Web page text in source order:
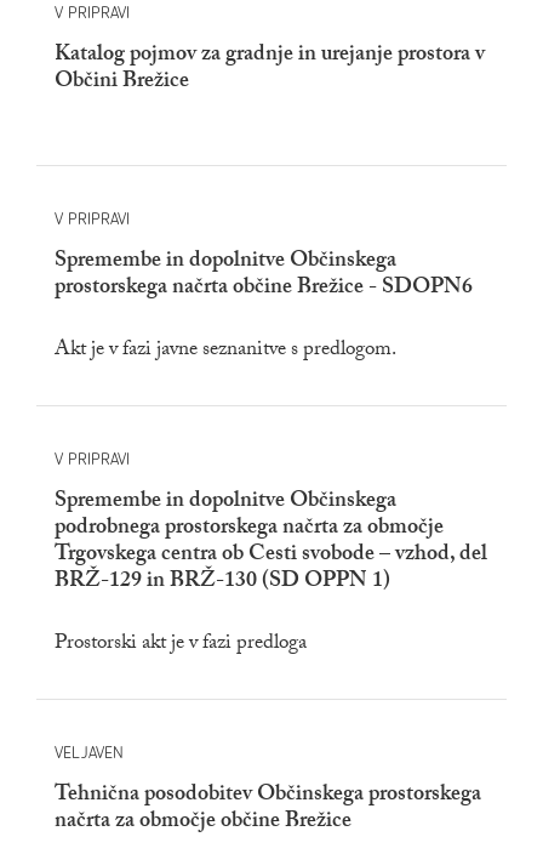
V PRIPRAVI
Katalog pojmov za gradnje in urejanje prostora v
Občini Brežice
V PRIPRAVI
Spremembe in dopolnitve Občinskega
prostorskega načrta občine Brežice - SDOPN6
Akt je v fazi javne seznanitve s predlogom.
V PRIPRAVI
Spremembe in dopolnitve Občinskega
podrobnega prostorskega načrta za območje
Trgovskega centra ob Cesti svobode – vzhod, del
BRŽ-129 in BRŽ-130 (SD OPPN 1)
Prostorski akt je v fazi predloga
VELJAVEN
Tehnična posodobitev Občinskega prostorskega
načrta za območje občine Brežice